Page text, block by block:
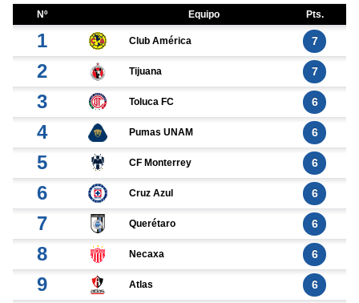
Nº Equipo Pts.
1 Club América 7
2 Tijuana 7
3 Toluca FC 6
4 Pumas UNAM 6
5 CF Monterrey 6
6 Cruz Azul 6
7 Querétaro 6
8 Necaxa 6
9 Atlas 6